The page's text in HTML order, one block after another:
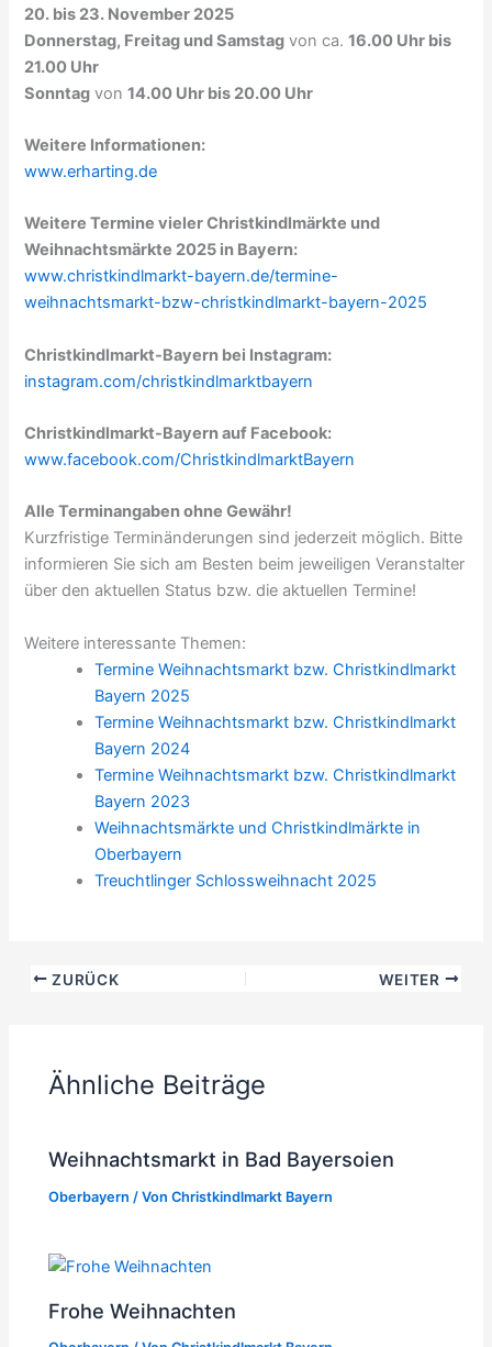
20. bis 23. November 2025
Donnerstag, Freitag und Samstag von ca.16.00 Uhr bis
21.00 Uhr
Sonntag von14.00 Uhr bis 20.00 Uhr
Weitere Informationen:
www.erharting.de
Weitere Termine vieler Christkindlmärkte und
Weihnachtsmärkte 2025 in Bayern:
www.christkindlmarkt-bayern.de/termine-
weihnachtsmarkt-bzw-christkindlmarkt-bayern-2025
Christkindlmarkt-Bayern bei Instagram:
instagram.com/christkindlmarktbayern
Christkindlmarkt-Bayern auf Facebook:
www.facebook.com/ChristkindlmarktBayern
Alle Terminangaben ohne Gewähr!
Kurzfristige Terminänderungen sind jederzeit möglich. Bitte
informieren Sie sich am Besten beim jeweiligen Veranstalter
über den aktuellen Status bzw. die aktuellen Termine!
Weitere interessante Themen:
Termine Weihnachtsmarkt bzw. Christkindlmarkt
Bayern 2025
Termine Weihnachtsmarkt bzw. Christkindlmarkt
Bayern 2024
Termine Weihnachtsmarkt bzw. Christkindlmarkt
Bayern 2023
Weihnachtsmärkte und Christkindlmärkte in
Oberbayern
Treuchtlinger Schlossweihnacht 2025
ZURÜCK WEITER
Ähnliche Beiträge
Weihnachtsmarkt in Bad Bayersoien
Oberbayern / VonChristkindlmarkt Bayern
Frohe Weihnachten